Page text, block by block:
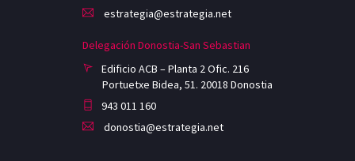
estrategia@estrategia.net
Delegación Donostia-San Sebastian
Edificio ACB – Planta 2 Ofic. 216
Portuetxe Bidea, 51. 20018 Donostia
943 011 160
donostia@estrategia.net